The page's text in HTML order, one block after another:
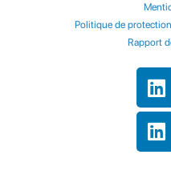
Politique de
Rapport